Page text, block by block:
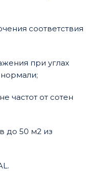
соответствия
при углах
частот от сотен
до 50 м2 из